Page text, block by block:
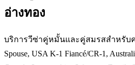
อ่างทอง
บริการวีซ่าคู่หมั้นและคู่สมรสสำหรับ
Spouse, USA K-1 Fiancé/CR-1,